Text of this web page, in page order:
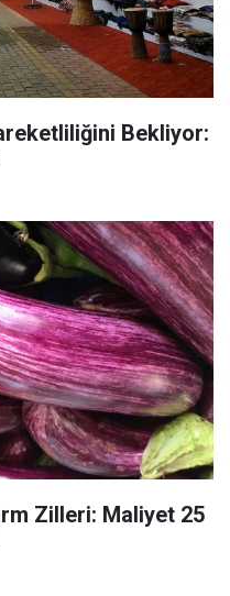
Bekliyor:
Zilleri: Maliyet 25